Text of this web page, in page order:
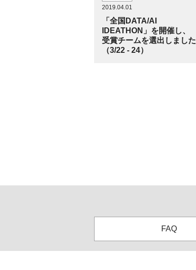
2019.04.01
「全国DATA/AI
IDEATHON」を開催し、
受賞チームを選出しました
（3/22 - 24）
FAQ